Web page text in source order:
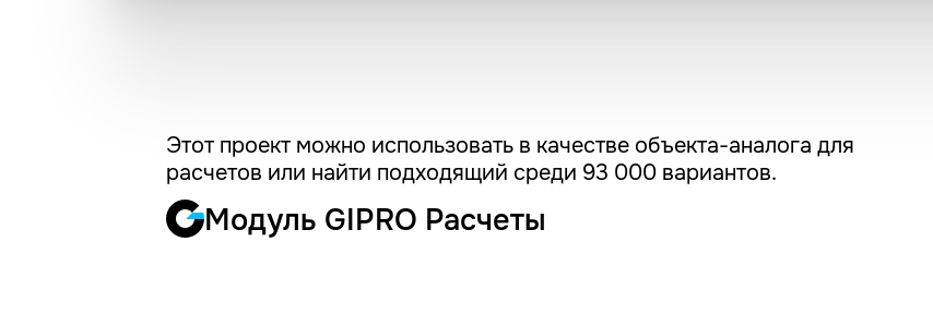
Этот проект можно использовать в качестве объекта-аналога для
расчетов или найти подходящий среди 93 000 вариантов.
Модуль GIPRO Расчеты